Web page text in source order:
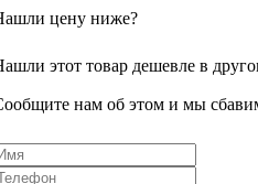
цену ниже?
этот товар дешевле в
нам об этом и мы